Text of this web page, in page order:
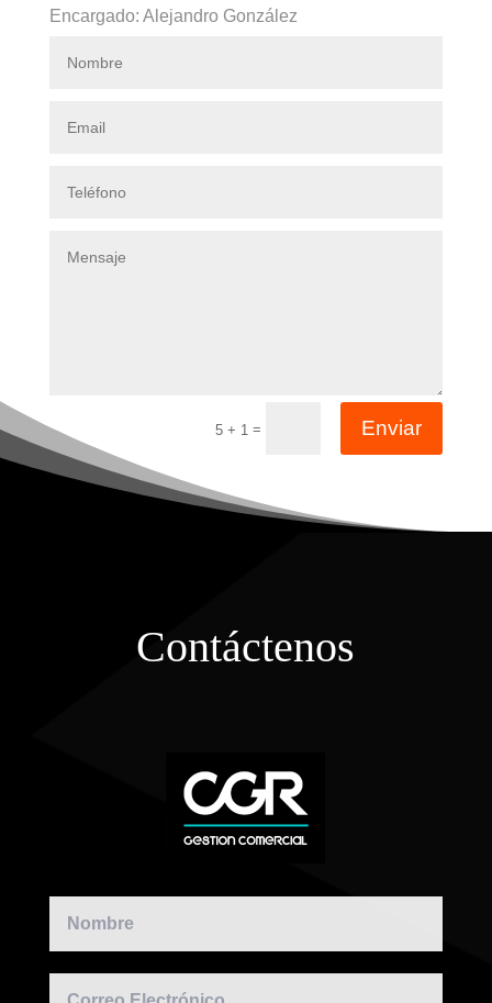
Encargado: Alejandro González
5 + 1 = Enviar
Contáctenos